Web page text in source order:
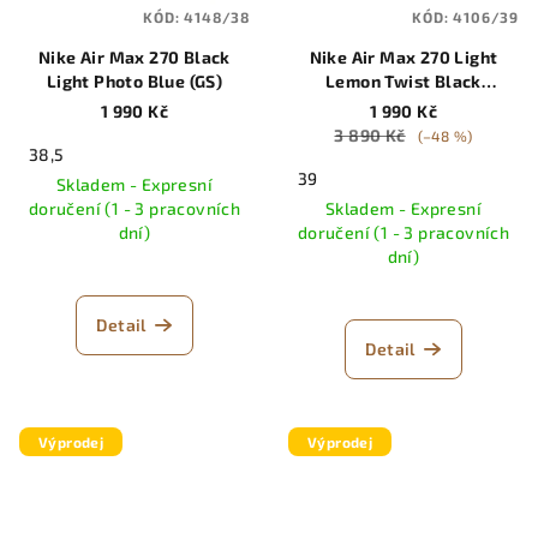
Nike Air Max 270 Black
Light Photo Blue (GS)
1 990 Kč
38,5
Skladem - Expresní
doručení (1 - 3 pracovních
dní)
Detail
KÓD:4148/38
Nike Air Max 270 Light
Lemon Twist Black
Anthracite White (GS)
1 990 Kč
3 890 Kč
(–48 %)
39
Skladem - Expresní
doručení (1 - 3 pracovních
dní)
Detail
KÓD:4106/39
Výprodej Výprodej